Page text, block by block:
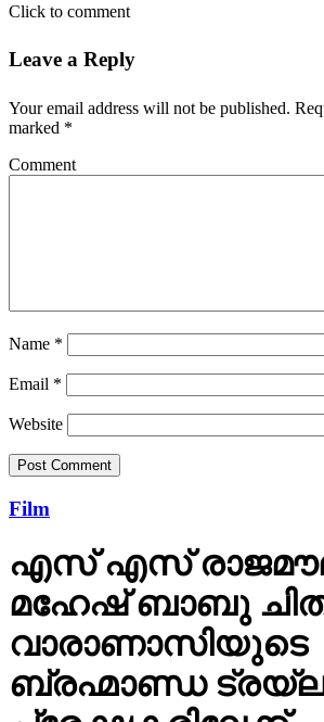
Click to comment
Leave a Reply
Your email address will not be published.
marked *
Comment
Name *
Email *
Website
Film
എസ് എസ്
മഹേഷ് ബാബു
വാരാണാസിയുടെ
ബ്രഹ്മാണ്ഡ